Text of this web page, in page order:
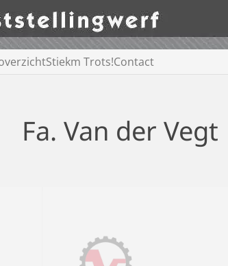
Stiekm Trots!Contact
Fa. Van der Vegt